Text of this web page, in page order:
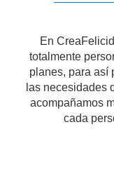
En
totalmente
planes, para así
las necesidades
acompañamos
cada